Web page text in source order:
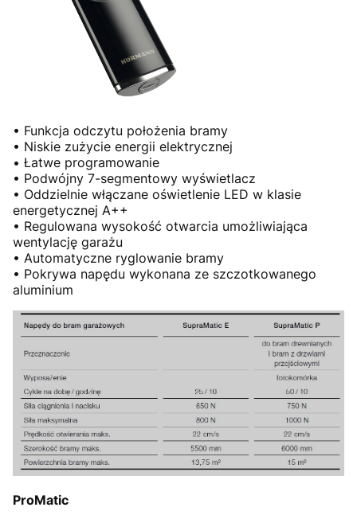
• Funkcja odczytu położenia bramy
• Niskie zużycie energii elektrycznej
• Łatwe programowanie
• Podwójny 7-segmentowy wyświetlacz
• Oddzielnie włączane oświetlenie LED w klasie
energetycznej A++
• Regulowana wysokość otwarcia umożliwiająca
wentylację garażu
• Automatyczne ryglowanie bramy
• Pokrywa napędu wykonana ze szczotkowanego
aluminium
ProMatic